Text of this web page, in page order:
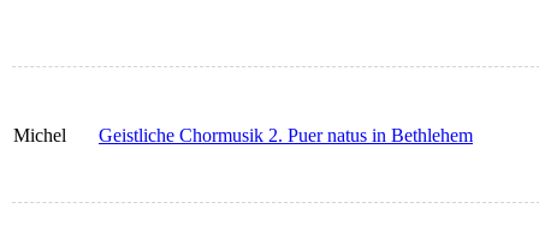
Michel Geistliche Chormusik 2. Puer natus in Bethlehem